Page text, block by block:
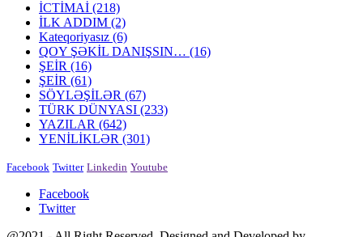
İCTİMAİ (218)
İLK ADDIM (2)
Kateqoriyasız (6)
QOY ŞƏKİL DANIŞSIN… (16)
ŞEİR (16)
ŞEİR (61)
SÖYLƏŞİLƏR (67)
TÜRK DÜNYASI (233)
YAZILAR (642)
YENİLİKLƏR (301)
Facebook Twitter Linkedin Youtube
Facebook
Twitter